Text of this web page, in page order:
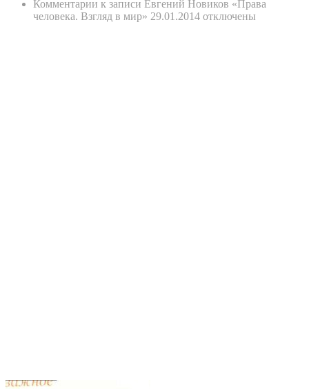
Комментарии к записи Евгений Новиков «Права
человека. Взгляд в мир» 29.01.2014 отключены